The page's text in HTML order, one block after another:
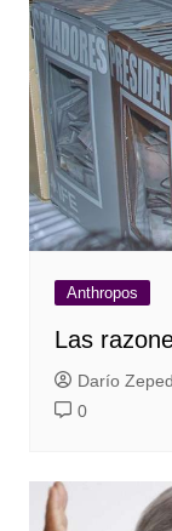
Anthropos
Las
Darío
0